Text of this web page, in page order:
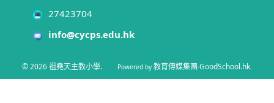
27423704
info@cycps.edu.hk
© 2026祖堯天主教小學. Powered by 教育傳媒集團‧GoodSchool.hk.